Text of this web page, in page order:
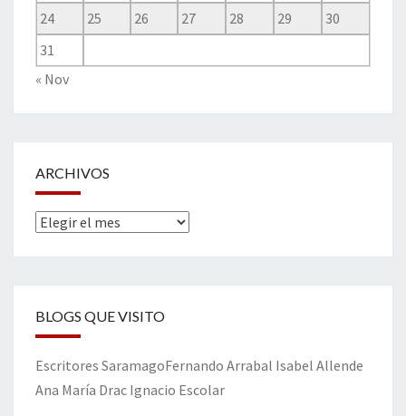
24
25 26 27 28 29
30
31
« Nov
ARCHIVOS
Archivos
BLOGS QUE VISITO
Escritores SaramagoFernando Arrabal Isabel Allende
Ana María Drac Ignacio Escolar